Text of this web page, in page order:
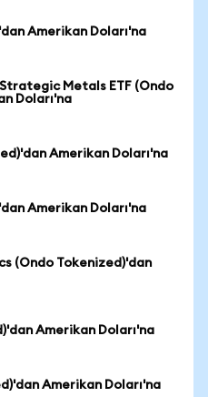
Amerikan Doları'na
Metals ETF (Ondo
Doları'na
Amerikan Doları'na
Amerikan Doları'na
(Ondo Tokenized)'dan
Amerikan Doları'na
Amerikan Doları'na